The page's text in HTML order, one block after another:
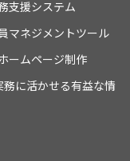
支援システム
マネジメントツール
ームページ制作
に活かせる有益な情